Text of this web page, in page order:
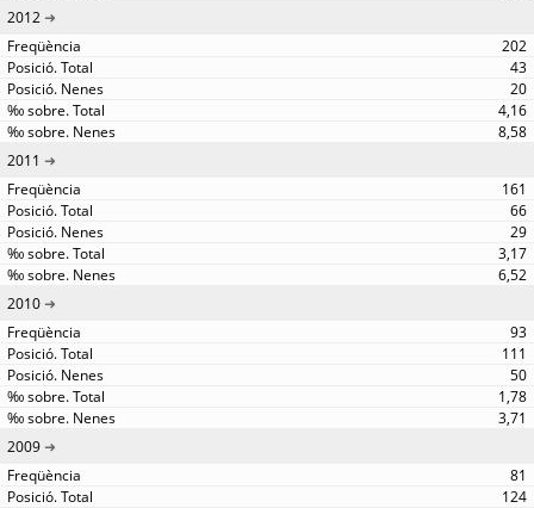
2012
202
43
20
4,16
8,58
2011
161
66
29
3,17
6,52
2010
93
111
50
1,78
3,71
2009
81
124